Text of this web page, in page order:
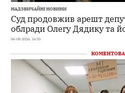
НАДЗВИЧАЙНІ НОВИНИ
Суд продовжив арешт
облради Олегу Дядику та
06-08-2026, 16:55